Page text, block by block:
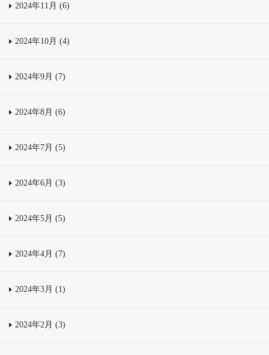
2024年11月 (6)
2024年10月 (4)
2024年9月 (7)
2024年8月 (6)
2024年7月 (5)
2024年6月 (3)
2024年5月 (5)
2024年4月 (7)
2024年3月 (1)
2024年2月 (3)